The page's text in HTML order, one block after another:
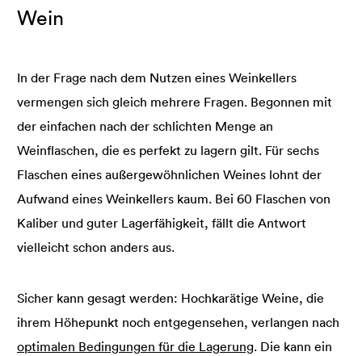
Wein
In der Frage nach dem Nutzen eines Weinkellers
vermengen sich gleich mehrere Fragen. Begonnen mit
der einfachen nach der schlichten Menge an
Weinflaschen, die es perfekt zu lagern gilt. Für sechs
Flaschen eines außergewöhnlichen Weines lohnt der
Aufwand eines Weinkellers kaum. Bei 60 Flaschen von
Kaliber und guter Lagerfähigkeit, fällt die Antwort
vielleicht schon anders aus.
Sicher kann gesagt werden: Hochkarätige Weine, die
ihrem Höhepunkt noch entgegensehen, verlangen nach
optimalen Bedingungen für die Lagerung. Die kann ein